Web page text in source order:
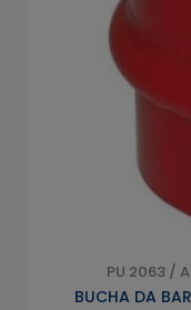
PU 2063 /
BUCHA DA